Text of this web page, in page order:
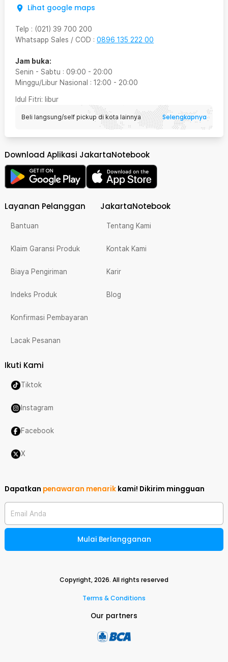
Lihat google maps
Telp : (021) 39 700 200
Whatsapp Sales / COD : 0896 135 222 00
Jam buka:
Senin - Sabtu : 09:00 - 20:00
Minggu/Libur Nasional : 12:00 - 20:00
Idul Fitri: libur
Beli langsung/self pickup di kota lainnya Selengkapnya
Download Aplikasi JakartaNotebook
Layanan Pelanggan
Bantuan
Klaim Garansi Produk
Biaya Pengiriman
Indeks Produk
Konfirmasi Pembayaran
Lacak Pesanan
JakartaNotebook
Tentang Kami
Kontak Kami
Karir
Blog
Ikuti Kami
Tiktok
Instagram
Facebook
X
Dapatkan penawaran menarik kami! Dikirim mingguan
Email Anda
Mulai Berlangganan
Copyright,2026. All rights reserved
Terms & Conditions
Our partners